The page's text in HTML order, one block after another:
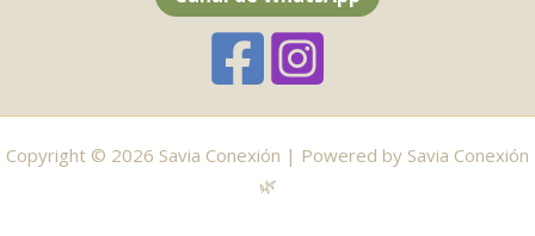
Copyright © 2026 Savia Conexión | Powered by Savia Conexión
🌿